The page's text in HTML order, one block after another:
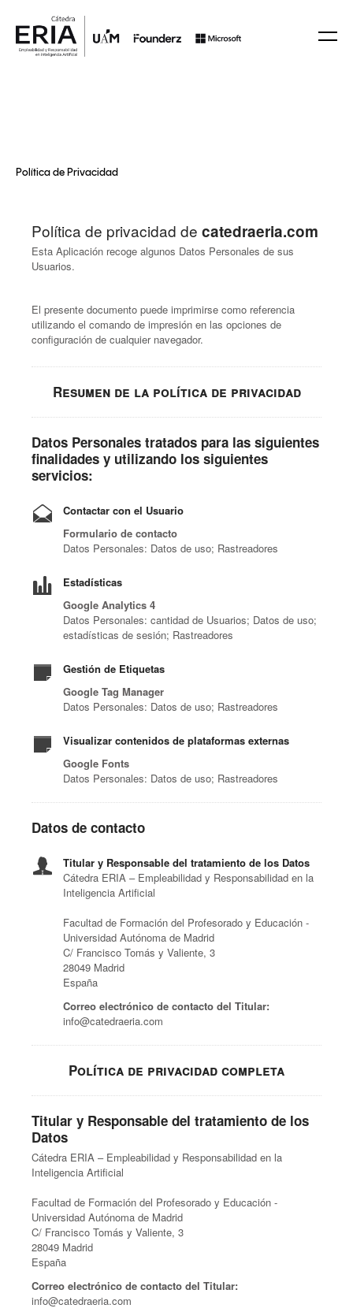
Política de Privacidad
Política de privacidad de catedraeria.com
Esta Aplicación recoge algunos Datos Personales de sus
Usuarios.
El presente documento puede imprimirse como referencia
utilizando el comando de impresión en las opciones de
configuración de cualquier navegador.
Resumen de la política de privacidad
Datos Personales tratados para las siguientes
finalidades y utilizando los siguientes
servicios:
Contactar con el Usuario
Formulario de contacto
Datos Personales: Datos de uso; Rastreadores
Estadísticas
Google Analytics 4
Datos Personales: cantidad de Usuarios; Datos de uso;
estadísticas de sesión; Rastreadores
Gestión de Etiquetas
Google Tag Manager
Datos Personales: Datos de uso; Rastreadores
Visualizar contenidos de plataformas externas
Google Fonts
Datos Personales: Datos de uso; Rastreadores
Datos de contacto
Titular y Responsable del tratamiento de los Datos
Cátedra ERIA – Empleabilidad y Responsabilidad en la
Inteligencia Artificial
Facultad de Formación del Profesorado y Educación -
Universidad Autónoma de Madrid
C/ Francisco Tomás y Valiente, 3
28049 Madrid
España
Correo electrónico de contacto del Titular:
info@catedraeria.com
Política de privacidad completa
Titular y Responsable del tratamiento de los
Datos
Cátedra ERIA – Empleabilidad y Responsabilidad en la
Inteligencia Artificial
Facultad de Formación del Profesorado y Educación -
Universidad Autónoma de Madrid
C/ Francisco Tomás y Valiente, 3
28049 Madrid
España
Correo electrónico de contacto del Titular:
info@catedraeria.com